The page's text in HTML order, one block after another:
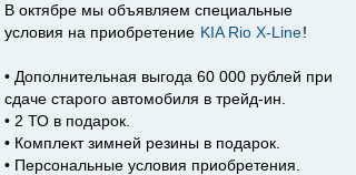
В октябре мы объявляем специальные
условия на приобретение KIA Rio X-Line!
• Дополнительная выгода 60 000 рублей при
сдаче старого автомобиля в трейд-ин.
• 2 ТО в подарок.
• Комплект зимней резины в подарок.
• Персональные условия приобретения.